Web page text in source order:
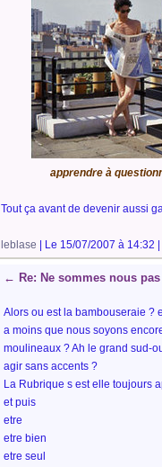
apprendre à
Tout ça avant de devenir aussi
leblase | Le 15/07/2007 à 14:32 |
← Re: Ne sommes nous
Alors ou est la bambouseraie ?
a moins que nous soyons
moulineaux ? Ah le grand sud-
agir sans accents ?
La Rubrique s est elle toujours
et puis
etre
etre bien
etre seul